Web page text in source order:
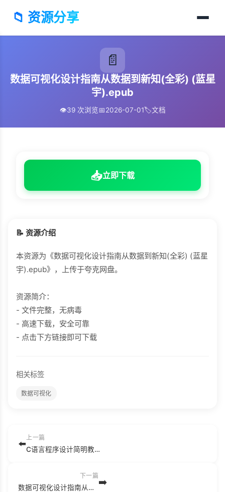
📁 资源分享
📄
数据可视化设计指南从数据到新知(全彩) (蓝星
宇).epub
👁️39 次浏览📅2026-07-01🏷️文档
📥立即下载
📝 资源介绍
本资源为《数据可视化设计指南从数据到新知(全彩) (蓝星
宇).epub》，上传于夸克网盘。
资源简介：
- 文件完整，无病毒
- 高速下载，安全可靠
- 点击下方链接即可下载
相关标签
数据可视化
⬅️
上一篇
C语言程序设计简明教程 Qt实战（C语言入门教程 通俗易懂 100多个示例 丰富教学资源 零基础入门C语言知识） (彭凌西 唐春明 黄铮 陈统).azw3
下一篇
数据可视化设计指南从数据到新知(全彩) (蓝星宇).pdf ➡️